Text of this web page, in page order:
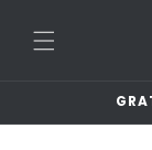
naar de
content